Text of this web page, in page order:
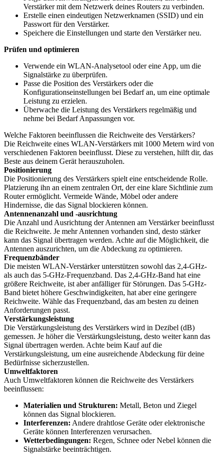
Verstärker mit dem Netzwerk deines Routers zu verbinden.
Erstelle einen eindeutigen Netzwerknamen (SSID) und ein
Passwort für den Verstärker.
Speichere die Einstellungen und starte den Verstärker neu.
Prüfen und optimieren
Verwende ein WLAN-Analysetool oder eine App, um die
Signalstärke zu überprüfen.
Passe die Position des Verstärkers oder die
Konfigurationseinstellungen bei Bedarf an, um eine optimale
Leistung zu erzielen.
Überwache die Leistung des Verstärkers regelmäßig und
nehme bei Bedarf Anpassungen vor.
Welche Faktoren beeinflussen die Reichweite des Verstärkers?
Die Reichweite eines WLAN-Verstärkers mit 1000 Metern wird von
verschiedenen Faktoren beeinflusst. Diese zu verstehen, hilft dir, das
Beste aus deinem Gerät herauszuholen.
Positionierung
Die Positionierung des Verstärkers spielt eine entscheidende Rolle.
Platzierung ihn an einem zentralen Ort, der eine klare Sichtlinie zum
Router ermöglicht. Vermeide Wände, Möbel oder andere
Hindernisse, die das Signal blockieren können.
Antennenanzahl und -ausrichtung
Die Anzahl und Ausrichtung der Antennen am Verstärker beeinflusst
die Reichweite. Je mehr Antennen vorhanden sind, desto stärker
kann das Signal übertragen werden. Achte auf die Möglichkeit, die
Antennen auszurichten, um die Abdeckung zu optimieren.
Frequenzbänder
Die meisten WLAN-Verstärker unterstützen sowohl das 2,4-GHz-
als auch das 5-GHz-Frequenzband. Das 2,4-GHz-Band hat eine
größere Reichweite, ist aber anfälliger für Störungen. Das 5-GHz-
Band bietet höhere Geschwindigkeiten, hat aber eine geringere
Reichweite. Wähle das Frequenzband, das am besten zu deinen
Anforderungen passt.
Verstärkungsleistung
Die Verstärkungsleistung des Verstärkers wird in Dezibel (dB)
gemessen. Je höher die Verstärkungsleistung, desto weiter kann das
Signal übertragen werden. Achte beim Kauf auf die
Verstärkungsleistung, um eine ausreichende Abdeckung für deine
Bedürfnisse sicherzustellen.
Umweltfaktoren
Auch Umweltfaktoren können die Reichweite des Verstärkers
beeinflussen:
Materialien und Strukturen: Metall, Beton und Ziegel
können das Signal blockieren.
Interferenzen: Andere drahtlose Geräte oder elektronische
Geräte können Interferenzen verursachen.
Wetterbedingungen: Regen, Schnee oder Nebel können die
Signalstärke beeinträchtigen.